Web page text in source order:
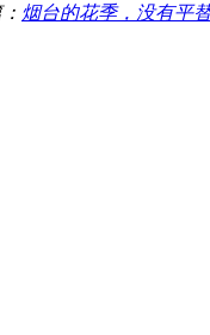
烟台的花季，没有平